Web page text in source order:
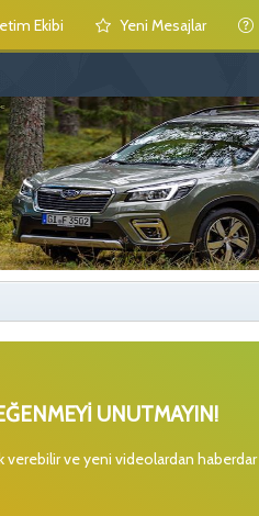
Ekibi Yeni Mesajlar
UNUTMAYIN!
verebilir ve yeni videolardan haberdar